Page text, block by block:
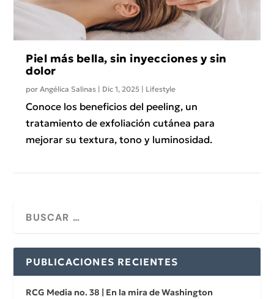
Piel más bella, sin inyecciones y sin
dolor
porAngélica Salinas | Dic 1, 2025 | Lifestyle
Conoce los beneficios del peeling, un
tratamiento de exfoliación cutánea para
mejorar su textura, tono y luminosidad.
PUBLICACIONES RECIENTES
RCG Media no. 38 | En la mira de Washington